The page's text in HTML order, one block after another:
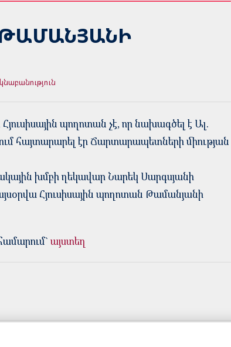
պողոտան չէ, որ նախագծել է Ալ.
հայտարարել էր Ճարտարապետների միության
խմբի ղեկավար Նարեկ Սարգսյանի
Հյուսիսային պողոտան Թամանյանի
այստեղ